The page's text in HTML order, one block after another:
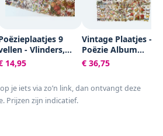
9
- Vlinders,
Bloemen,
Poezen en Roosjes
14,95
Vintage Plaatjes -
Poëzie Album
Plaatjes -
Knipplaatjes -
Maken - Allerlei -
€ 36,75
je iets via zo’n link, dan ontvangt deze
Prijzen zijn indicatief.